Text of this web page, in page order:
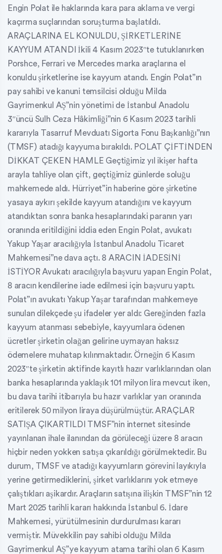
Engin Polat ile haklarında kara para aklama ve vergi
kaçırma suçlarından soruşturma başlatıldı.
ARAÇLARINA EL KONULDU, ŞİRKETLERİNE
KAYYUM ATANDI İkili 4 Kasım 2023″te tutuklanırken
Porshce, Ferrari ve Mercedes marka araçlarına el
konuldu şirketlerine ise kayyum atandı. Engin Polat”ın
pay sahibi ve kanuni temsilcisi olduğu Milda
Gayrimenkul AŞ”nin yönetimi de İstanbul Anadolu
3″üncü Sulh Ceza Hâkimliği”nin 6 Kasım 2023 tarihli
kararıyla Tasarruf Mevduatı Sigorta Fonu Başkanlığı”nın
(TMSF) atadığı kayyuma bırakıldı. POLAT ÇİFTİNDEN
DİKKAT ÇEKEN HAMLE Geçtiğimiz yıl ikişer hafta
arayla tahliye olan çift, geçtiğimiz günlerde soluğu
mahkemede aldı. Hürriyet”in haberine göre şirketine
yasaya aykırı şekilde kayyum atandığını ve kayyum
atandıktan sonra banka hesaplarındaki paranın yarı
oranında eritildiğini iddia eden Engin Polat, avukatı
Yakup Yaşar aracılığıyla İstanbul Anadolu Ticaret
Mahkemesi”ne dava açtı. 8 ARACIN İADESİNİ
İSTİYOR Avukatı aracılığıyla başvuru yapan Engin Polat,
8 aracın kendilerine iade edilmesi için başvuru yaptı.
Polat”ın avukatı Yakup Yaşar tarafından mahkemeye
sunulan dilekçede şu ifadeler yer aldı: Gereğinden fazla
kayyum atanması sebebiyle, kayyumlara ödenen
ücretler şirketin olağan gelirine uymayan haksız
ödemelere muhatap kılınmaktadır. Örneğin 6 Kasım
2023″te şirketin aktifinde kayıtlı hazır varlıklarından olan
banka hesaplarında yaklaşık 101 milyon lira mevcut iken,
bu dava tarihi itibarıyla bu hazır varlıklar yarı oranında
eritilerek 50 milyon liraya düşürülmüştür. ARAÇLAR
SATIŞA ÇIKARTILDI TMSF”nin internet sitesinde
yayınlanan ihale ilanından da görüleceği üzere 8 aracın
hiçbir neden yokken satışa çıkarıldığı görülmektedir. Bu
durum, TMSF ve atadığı kayyumların görevini layıkıyla
yerine getirmediklerini, şirket varlıklarını yok etmeye
çalıştıkları aşikardır. Araçların satışına ilişkin TMSF”nin 12
Mart 2025 tarihli kararı hakkında İstanbul 6. İdare
Mahkemesi, yürütülmesinin durdurulması kararı
vermiştir. Müvekkilin pay sahibi olduğu Milda
Gayrimenkul AŞ”ye kayyum atama tarihi olan 6 Kasım